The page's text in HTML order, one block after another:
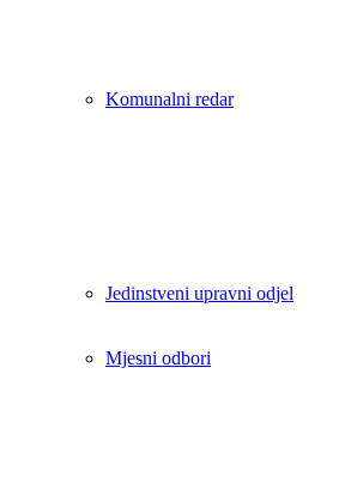
Komunalni redar
Jedinstveni upravni odjel
Mjesni odbori